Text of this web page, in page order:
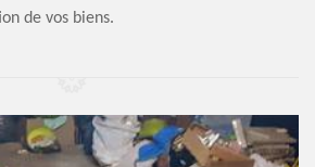
de vos biens.